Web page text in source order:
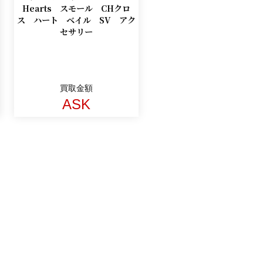
Hearts スモール CHクロ
ス ハート ベイル SV アク
セサリー
買取金額
ASK